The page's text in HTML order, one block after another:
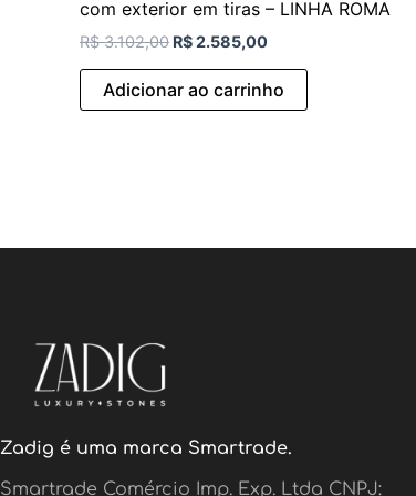
com exterior em tiras – LINHA ROMA
R$3.102,00 R$2.585,00
Adicionar ao carrinho
Zadig é uma marca Smartrade.
Smartrade Comércio Imp. Exp. Ltda CNPJ: